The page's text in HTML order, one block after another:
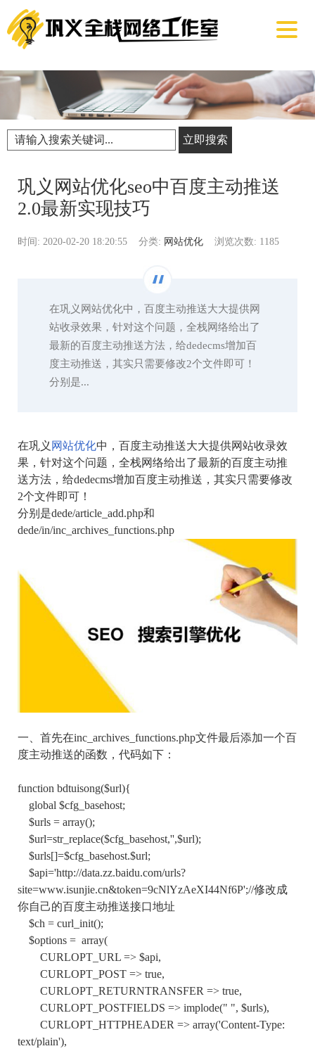
立即搜索
巩义网站优化seo中百度主动推送
2.0最新实现技巧
时间: 2020-02-20 18:20:55 分类: 网站优化 浏览次数: 1185
在巩义网站优化中，百度主动推送大大提供网
站收录效果，针对这个问题，全栈网络给出了
最新的百度主动推送方法，给dedecms增加百
度主动推送，其实只需要修改2个文件即可！
分别是...
在巩义 网站优化中，百度主动推送大大提供网站收录效
果，针对这个问题，全栈网络给出了最新的百度主动推
送方法，给dedecms增加百度主动推送，其实只需要修改
2个文件即可！
分别是dede/article_add.php和
dede/in/inc_archives_functions.php
一、首先在inc_archives_functions.php文件最后添加一个百
度主动推送的函数，代码如下：
function bdtuisong($url){
global $cfg_basehost;
$urls = array();
$url=str_replace($cfg_basehost,'',$url);
$urls[]=$cfg_basehost.$url;
$api='http://data.zz.baidu.com/urls?
site=www.isunjie.cn&token=9cNlYzAeXI44Nf6P';//修改成
你自己的百度主动推送接口地址
$ch = curl_init();
$options = array(
CURLOPT_URL => $api,
CURLOPT_POST => true,
CURLOPT_RETURNTRANSFER => true,
CURLOPT_POSTFIELDS => implode(" ", $urls),
CURLOPT_HTTPHEADER => array('Content-Type:
text/plain'),